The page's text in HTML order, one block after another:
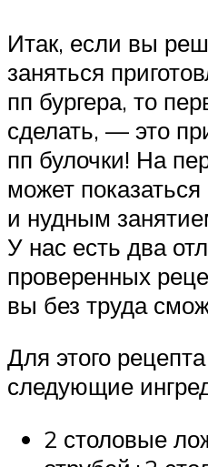
Итак, если вы
заняться
пп бургера, то
сделать, — это
пп булочки! На
может
и нудным
У нас есть два
проверенных
вы без труда
Для этого
следующие
2 столовые